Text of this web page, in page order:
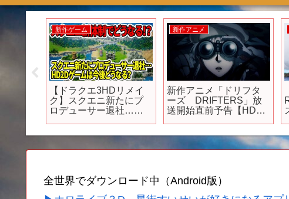
新作ゲーム
【ドラクエ3HDリメイ
ク】スクエニ新たにプ
ロデューサー退社…ス
新作アニメ
新作アニメ「ドリフタ
ーズ DRIFTERS」放
送開始直前予告【HD高
全世界でダウンロード中（Android版）